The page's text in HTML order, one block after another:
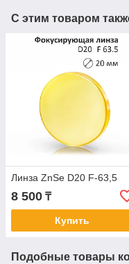
С этим товаром
Линза ZnSe D20 F-63,5
8 500 ₸
Купить
Подобные товары